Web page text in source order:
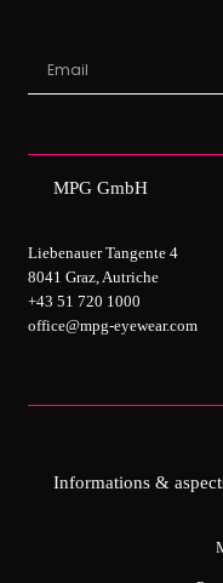
Informations &
MPG GmbH
Liebenauer Tangente 4
8041 Graz, Autriche
+43 51 720 1000
office@mpg-eyewear.com